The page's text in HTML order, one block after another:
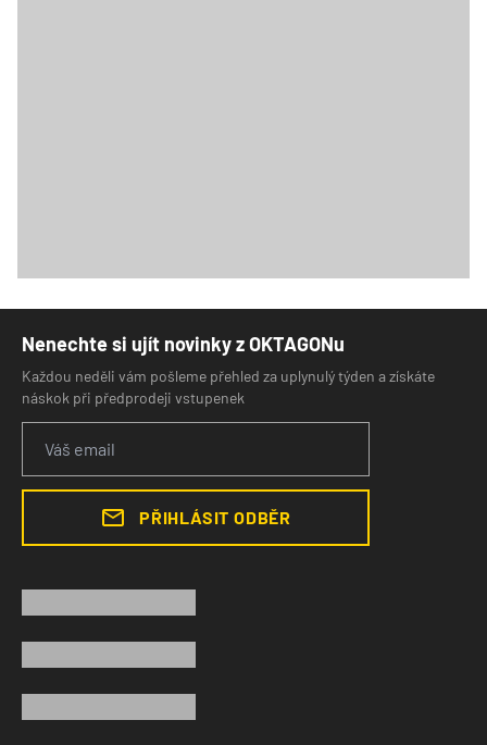
Nenechte si ujít novinky z OKTAGONu
Každou neděli vám pošleme přehled za uplynulý týden a získáte
náskok při předprodeji vstupenek
PŘIHLÁSIT ODBĚR